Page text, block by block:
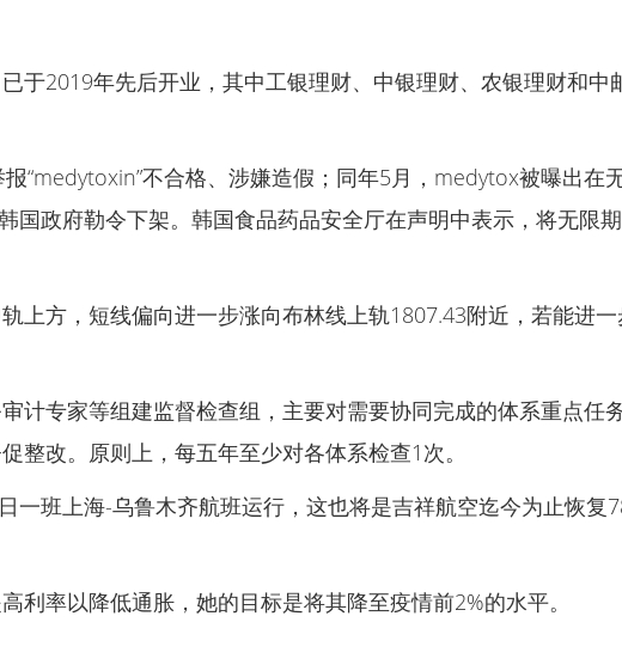
于2019年先后开业，其中工银理财、中银理财、农银理财和
“medytoxin”不合格、涉嫌造假；同年5月，medytox被曝出在
国政府勒令下架。韩国食品药品安全厅在声明中表示，将无限
上方，短线偏向进一步涨向布林线上轨1807.43附近，若能进
计专家等组建监督检查组，主要对需要协同完成的体系重点
整改。原则上，每五年至少对各体系检查1次。
班上海-乌鲁木齐航班运行，这也将是吉祥航空迄今为止恢复
率以降低通胀，她的目标是将其降至疫情前2%的水平。